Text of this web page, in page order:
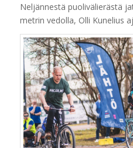
Neljännestä puolivälierästä
metrin vedolla, Olli Kunelius